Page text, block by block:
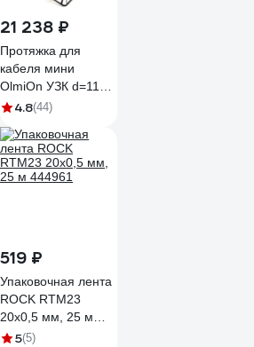
21 238 ₽
Протяжка для
кабеля мини
OlmiOn УЗК d=11
мм L=150 м на
СП-Т1-11/150
4.8(44)
519 ₽
Упаковочная лента
ROCK RTM23
20x0,5 мм, 25 м
444961
5(5)